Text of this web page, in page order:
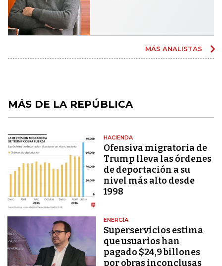
MÁS ANALISTAS
MÁS DE LA REPÚBLICA
HACIENDA
Ofensiva migratoria de
Trump lleva las órdenes
de deportación a su
nivel más alto desde
1998
ENERGÍA
Superservicios estima
que usuarios han
pagado $24,9 billones
por obras inconclusas